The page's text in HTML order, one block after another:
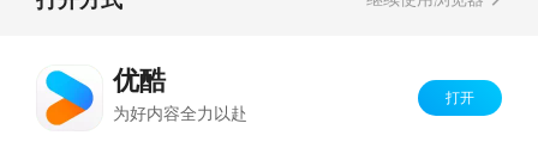
优酷
为好内容全力以赴
打开